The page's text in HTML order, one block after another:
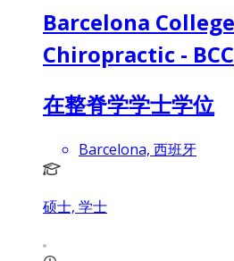
Barcelona
Chiropractic - BCC
在整脊学学士学位
Barcelona, 西班牙
硕士, 学士